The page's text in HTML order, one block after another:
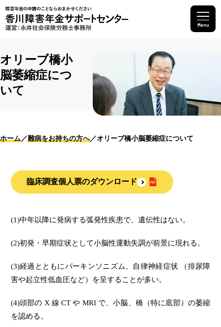
Menu
オリーブ橋小
脳萎縮症につ
いて
ホーム 難病をお持ちの方へ オリーブ橋小脳萎縮症について
臨床調査個人票のダウンロード
(1)中年以降に発病する弧発性疾患で、遺伝性はない。
(2)初発・早期症状として小脳性運動失調が前景に現れる。
(3)経過とともにパーキンソニズム、自律神経症状 （排尿障
害や起立性低血圧など）を呈することが多い。
(4)頭部の X 線 CT や MRI で、小脳、橋（特に底部）の萎縮
を認める。